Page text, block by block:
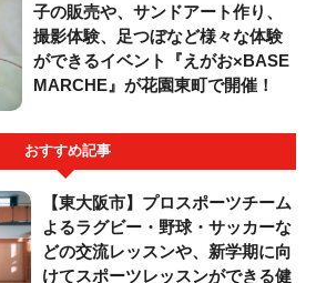
子の販売や、サンドアート作り、
撮影体験、足つぼなど様々な体験
ができるイベント『えがお×BASE
MARCHE』が花園東町で開催！
おすすめ記事
【東大阪市】プロスポーツチーム
よるラグビー・野球・サッカーな
どの交流レッスンや、新学期に向
けてスポーツレッスンができる健